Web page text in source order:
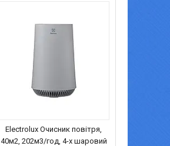
Electrolux Очисник повітря,
40м2, 202м3/год, 4-х шаровий